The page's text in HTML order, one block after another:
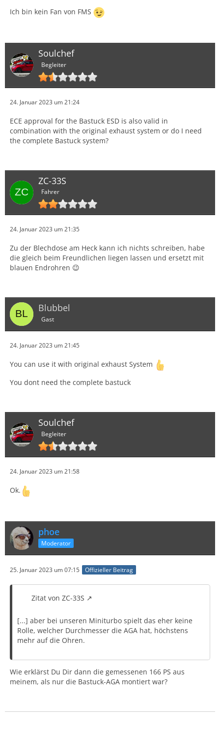
Ich bin kein Fan von FMS
Soulchef
Begleiter
24. Januar 2023 um 21:24
ECE approval for the Bastuck ESD is also valid in
combination with the original exhaust system or do I need
the complete Bastuck system?
ZC-33S
Fahrer
24. Januar 2023 um 21:35
Zu der Blechdose am Heck kann ich nichts schreiben, habe
die gleich beim Freundlichen liegen lassen und ersetzt mit
blauen Endrohren 😉
Blubbel
Gast
24. Januar 2023 um 21:45
You can use it with original exhaust System
You dont need the complete bastuck
Soulchef
Begleiter
24. Januar 2023 um 21:58
Ok.
phoe
Moderator
25. Januar 2023 um 07:15 Offizieller Beitrag
Zitat von ZC-33S
[...] aber bei unseren Miniturbo spielt das eher keine
Rolle, welcher Durchmesser die AGA hat, höchstens
mehr auf die Ohren.
Wie erklärst Du Dir dann die gemessenen 166 PS aus
meinem, als nur die Bastuck-AGA montiert war?